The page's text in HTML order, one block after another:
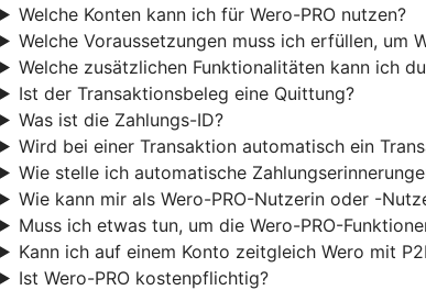
Welche Konten kann ich für Wero-PRO nutzen?
Welche Voraussetzungen muss ich erfüllen, um
Welche zusätzlichen Funktionalitäten kann ich
Ist der Transaktionsbeleg eine Quittung?
Was ist die Zahlungs-ID?
Wird bei einer Transaktion automatisch ein
Wie stelle ich automatische
Wie kann mir als Wero-PRO-Nutzerin oder -
Muss ich etwas tun, um die Wero-PRO-
Kann ich auf einem Konto zeitgleich Wero mit
Ist Wero-PRO kostenpflichtig?